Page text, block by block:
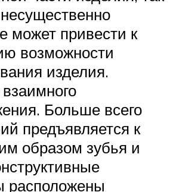
может привести к
возможности
изделия.
Больше всего
предъявляется к
образом зубья и
расположены